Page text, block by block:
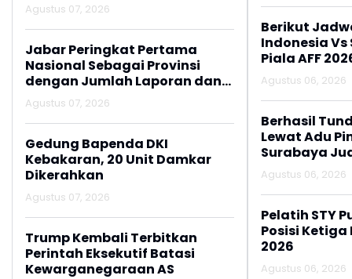
Agustus 07, 2026
Jabar Peringkat Pertama
Nasional Sebagai Provinsi
dengan Jumlah Laporan dan
Korban Penipuan Digital
Agustus 07, 2026
Gedung Bapenda DKI
Kebakaran, 20 Unit Damkar
Dikerahkan
Agustus 07, 2026
Trump Kembali Terbitkan
Perintah Eksekutif Batasi
Kewarganegaraan AS
Berikut
Indonesia
Piala AFF
Agustus 06, 2026
Berhasil
Lewat Adu
Surabaya
2026
Agustus 06, 2026
Pelatih STY
Posisi Ketiga
2026
Agustus 06, 2026